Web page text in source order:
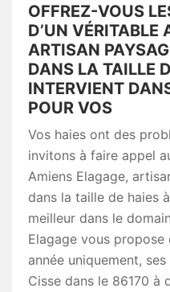
OFFREZ-VOUS
D’UN VÉRITABLE
ARTISAN
DANS LA TAILLE
INTERVIENT
POUR VOS
Vos haies ont des
invitons à faire appel
Amiens Elagage,
dans la taille de haies
meilleur dans le
Elagage vous
année uniquement,
Cisse dans le 86170 à